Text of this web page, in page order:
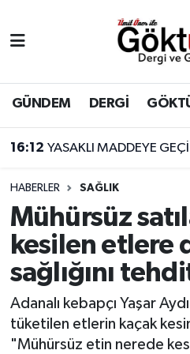
GÜNDEM DERGİ
16:12 YASAKLI MADDEYE
HABERLER SAĞLIK
Mühürsüz
kesilen etlere
sağlığını
Adanalı kebapçı Yaşar
tüketilen etlerin kaçak
"Mühürsüz etin nerede
BİLİM
DERGİ
DÜNYA
EĞİTİM
EKONOMİ
GÖKTÜRK
GÜNDEM
Eyüpsultan Hava
Eyüpsultan Trafik
Süper Lig Puan Durumu
Tüm Manşetler
Son Dakika Haberleri
Haber Arşivi